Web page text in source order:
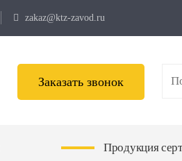
zakaz@ktz-zavod.ru
Заказать звонок
Продукция